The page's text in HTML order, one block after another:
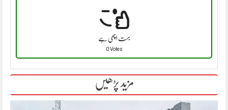
بہت اچھی ہے
0 Votes
مزید پڑھیں